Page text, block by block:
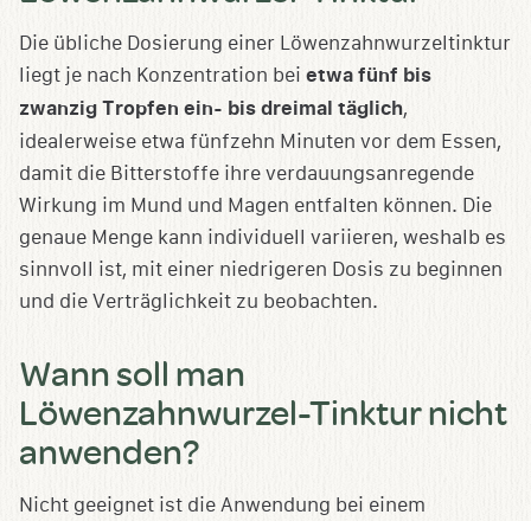
Die übliche Dosierung einer Löwenzahnwurzeltinktur
liegt je nach Konzentration bei etwa fünf bis
zwanzig Tropfen ein- bis dreimal täglich,
idealerweise etwa fünfzehn Minuten vor dem Essen,
damit die Bitterstoffe ihre verdauungsanregende
Wirkung im Mund und Magen entfalten können. Die
genaue Menge kann individuell variieren, weshalb es
sinnvoll ist, mit einer niedrigeren Dosis zu beginnen
und die Verträglichkeit zu beobachten.
Wann soll man
Löwenzahnwurzel-Tinktur nicht
anwenden?
Nicht geeignet ist die Anwendung bei einem